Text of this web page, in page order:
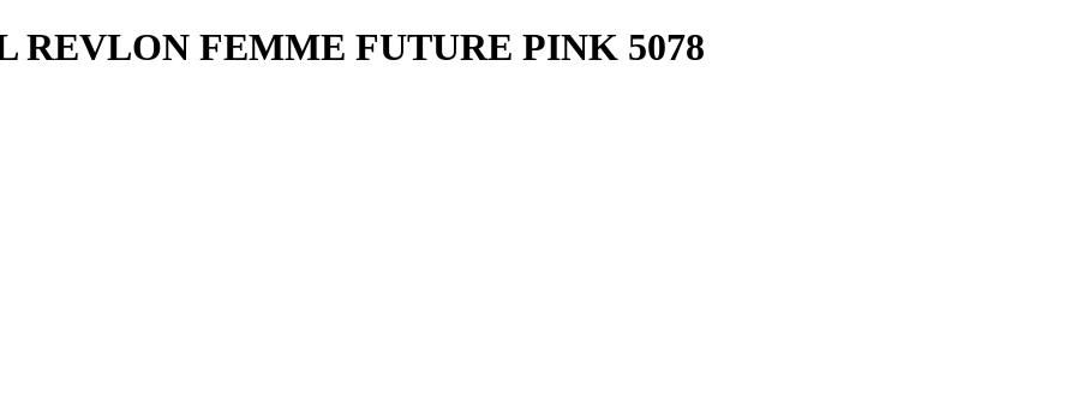
FEMME FUTURE PINK 5078